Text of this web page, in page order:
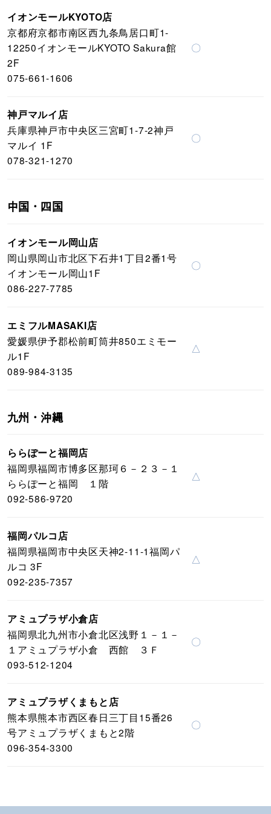
イオンモールKYOTO店
京都府京都市南区西九条鳥居口町1-
12250イオンモールKYOTO Sakura館
2F
075-661-1606
〇
神戸マルイ店
兵庫県神戸市中央区三宮町1-7-2神戸
マルイ 1F
078-321-1270
〇
中国・四国
イオンモール岡山店
岡山県岡山市北区下石井1丁目2番1号
イオンモール岡山1F
086-227-7785
〇
エミフルMASAKI店
愛媛県伊予郡松前町筒井850エミモー
ル1F
089-984-3135
△
九州・沖縄
ららぽーと福岡店
福岡県福岡市博多区那珂６－２３－１
ららぽーと福岡 １階
092-586-9720
△
福岡パルコ店
福岡県福岡市中央区天神2-11-1福岡パ
ルコ 3F
092-235-7357
△
アミュプラザ小倉店
福岡県北九州市小倉北区浅野１－１－
１アミュプラザ小倉 西館 ３Ｆ
093-512-1204
〇
アミュプラザくまもと店
熊本県熊本市西区春日三丁目15番26
号アミュプラザくまもと2階
096-354-3300
〇